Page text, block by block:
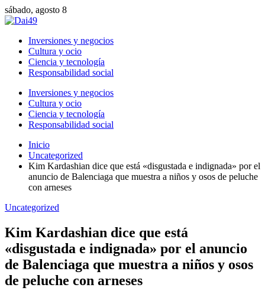
sábado, agosto 8
Inversiones y negocios
Cultura y ocio
Ciencia y tecnología
Responsabilidad social
Inversiones y negocios
Cultura y ocio
Ciencia y tecnología
Responsabilidad social
Inicio
Uncategorized
Kim Kardashian dice que está «disgustada e indignada» por el
anuncio de Balenciaga que muestra a niños y osos de peluche
con arneses
Uncategorized
Kim Kardashian dice que está
«disgustada e indignada» por el anuncio
de Balenciaga que muestra a niños y osos
de peluche con arneses